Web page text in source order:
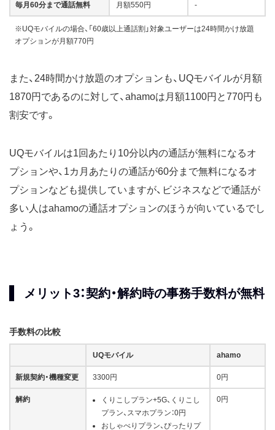
毎月60分まで通話無料 月額550円 -
※UQモバイルの場合、「60歳以上通話割」対象ユーザーは24時間かけ放題
オプションが月額770円
また、24時間かけ放題のオプションも、UQモバイルが月額
1870円であるのに対して、ahamoは月額1100円と770円も
割安です。
UQモバイルは1回あたり10分以内の通話が無料になるオ
プションや、1カ月あたりの通話が60分まで無料になるオ
プションなども提供していますが、ビジネスなどで通話が
多い人はahamoの通話オプションのほうが向いているでし
ょう。
メリット3：契約・解約時の事務手数料が無料
手数料の比較
UQモバイル ahamo
新規契約・機種変更 3300円 0円
解約
くりこしプラン+5G、くりこし
プラン、スマホプラン：0円
おしゃべりプラン、ぴったりプ
0円